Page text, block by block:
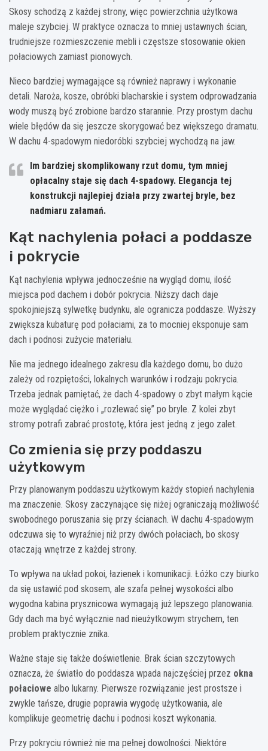
Skosy schodzą z każdej strony, więc powierzchnia użytkowa
maleje szybciej. W praktyce oznacza to mniej ustawnych ścian,
trudniejsze rozmieszczenie mebli i częstsze stosowanie okien
połaciowych zamiast pionowych.
Nieco bardziej wymagające są również naprawy i wykonanie
detali. Naroża, kosze, obróbki blacharskie i system odprowadzania
wody muszą być zrobione bardzo starannie. Przy prostym dachu
wiele błędów da się jeszcze skorygować bez większego dramatu.
W dachu 4-spadowym niedoróbki szybciej wychodzą na jaw.
Im bardziej skomplikowany rzut domu, tym mniej
opłacalny staje się dach 4-spadowy. Elegancja tej
konstrukcji najlepiej działa przy zwartej bryle, bez
nadmiaru załamań.
Kąt nachylenia połaci a poddasze
i pokrycie
Kąt nachylenia wpływa jednocześnie na wygląd domu, ilość
miejsca pod dachem i dobór pokrycia. Niższy dach daje
spokojniejszą sylwetkę budynku, ale ogranicza poddasze. Wyższy
zwiększa kubaturę pod połaciami, za to mocniej eksponuje sam
dach i podnosi zużycie materiału.
Nie ma jednego idealnego zakresu dla każdego domu, bo dużo
zależy od rozpiętości, lokalnych warunków i rodzaju pokrycia.
Trzeba jednak pamiętać, że dach 4-spadowy o zbyt małym kącie
może wyglądać ciężko i „rozlewać się” po bryle. Z kolei zbyt
stromy potrafi zabrać prostotę, która jest jedną z jego zalet.
Co zmienia się przy poddaszu
użytkowym
Przy planowanym poddaszu użytkowym każdy stopień nachylenia
ma znaczenie. Skosy zaczynające się niżej ograniczają możliwość
swobodnego poruszania się przy ścianach. W dachu 4-spadowym
odczuwa się to wyraźniej niż przy dwóch połaciach, bo skosy
otaczają wnętrze z każdej strony.
To wpływa na układ pokoi, łazienek i komunikacji. Łóżko czy biurko
da się ustawić pod skosem, ale szafa pełnej wysokości albo
wygodna kabina prysznicowa wymagają już lepszego planowania.
Gdy dach ma być wyłącznie nad nieużytkowym strychem, ten
problem praktycznie znika.
Ważne staje się także doświetlenie. Brak ścian szczytowych
oznacza, że światło do poddasza wpada najczęściej przez okna
połaciowe albo lukarny. Pierwsze rozwiązanie jest prostsze i
zwykle tańsze, drugie poprawia wygodę użytkowania, ale
komplikuje geometrię dachu i podnosi koszt wykonania.
Przy pokryciu również nie ma pełnej dowolności. Niektóre